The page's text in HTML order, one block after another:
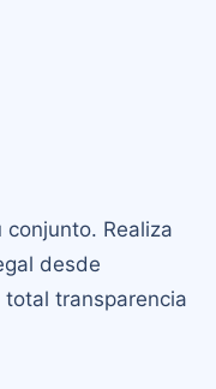
Realiza
desde
transparencia